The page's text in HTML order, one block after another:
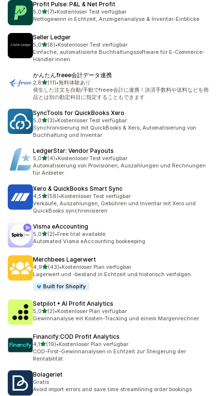
Profit Pulse: P&L & Net Profit
5,0von 5 Sternen
(7)
7 Rezensionen insgesamt
•Kostenloser Test verfügbar
Nettogewinn in Echtzeit, Anzeigenanalyse & Inventar-Einblicke
Seller Ledger
5,0von 5 Sternen
(8)
8 Rezensionen insgesamt
•Kostenloser Test verfügbar
Einfache, automatisierte Buchhaltungssoftware für E-Commerce-
Händler:innen.
かんたんfreee会計データ連携
2,8von 5 Sternen
(11)
11 Rezensionen insgesamt
•無料体験あり
発生した注文を自動/手動でfreee会計に連携！決済手数料や送料などを商
品とは別の勘定科目に指定することもできます
SyncTools for QuickBooks Xero
5,0von 5 Sternen
(3)
3 Rezensionen insgesamt
•Kostenloser Test verfügbar
Synchronisierung mit QuickBooks & Xero, Automatisierung von
Buchhaltung und Inventar
LedgerStar: Vendor Payouts
5,0von 5 Sternen
(4)
4 Rezensionen insgesamt
•Kostenloser Test verfügbar
Automatisierung von Provisionen, Auszahlungen und Rechnungen
für Anbieter.
Xero & QuickBooks Smart Sync
4,5von 5 Sternen
(58)
58 Rezensionen insgesamt
•Kostenloser Test verfügbar
Verkäufe, Auszahlungen, Gebühren und Inventar mit Xero und
QuickBooks synchronisieren
Visma eAccounting
5,0von 5 Sternen
(2)
2 Rezensionen insgesamt
•Free trial available
Automated Visma eAccounting bookeeping
Merchbees Lagerwert
4,9von 5 Sternen
(43)
43 Rezensionen insgesamt
•Kostenloser Plan verfügbar
Lagerwert und -bestand in Echtzeit und historisch verfolgen.
Built for Shopify
Setpilot • AI Profit Analytics
5,0von 5 Sternen
(2)
2 Rezensionen insgesamt
•Kostenloser Plan verfügbar
Gewinnanalyse mit Kosten-Tracking und einem Margenrechner.
Financify:COD Profit Analytics
4,1von 5 Sternen
(19)
19 Rezensionen insgesamt
•Kostenloser Plan verfügbar
COD-First-Gewinnanalysen in Echtzeit zur Steigerung der
Rentabilität
Bolageriet
Gratis
Avoid import errors and save time streamlining order bookings